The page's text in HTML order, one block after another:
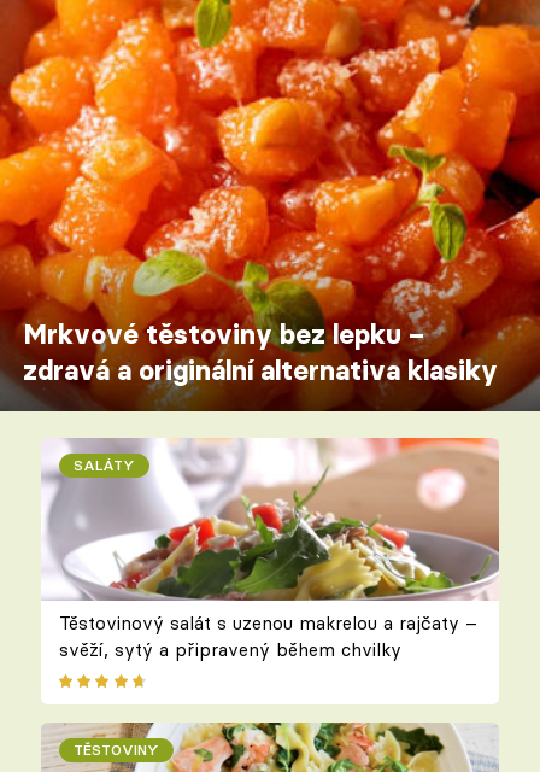
Mrkvové těstoviny bez lepku –
zdravá a originální alternativa klasiky
SALÁTY
Těstovinový salát s uzenou makrelou a rajčaty –
svěží, sytý a připravený během chvilky
TĚSTOVINY